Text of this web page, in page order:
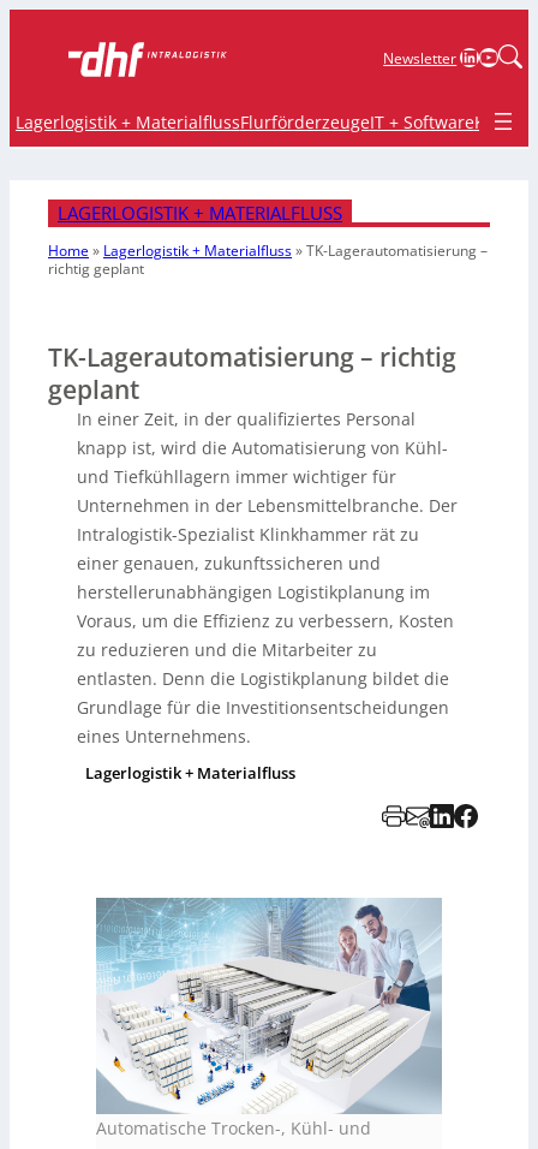
NewsletterLinkedIn
Lagerlogistik + MaterialflussFlurförderzeugeIT + SoftwareKrane
LAGERLOGISTIK + MATERIALFLUSS
Home» Lagerlogistik + Materialfluss»TK-Lagerautomatisierung –
richtig geplant
TK-Lagerautomatisierung – richtig
geplant
In einer Zeit, in der qualifiziertes Personal
knapp ist, wird die Automatisierung von Kühl-
und Tiefkühllagern immer wichtiger für
Unternehmen in der Lebensmittelbranche. Der
Intralogistik-Spezialist Klinkhammer rät zu
einer genauen, zukunftssicheren und
herstellerunabhängigen Logistikplanung im
Voraus, um die Effizienz zu verbessern, Kosten
zu reduzieren und die Mitarbeiter zu
entlasten. Denn die Logistikplanung bildet die
Grundlage für die Investitionsentscheidungen
eines Unternehmens.
Lagerlogistik + Materialfluss
Automatische Trocken-, Kühl- und